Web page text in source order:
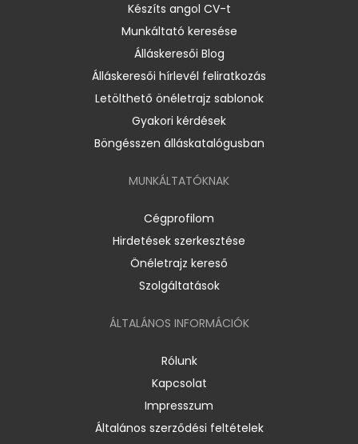
Készíts angol CV-t
Munkáltató keresése
Álláskeresői Blog
Álláskeresői hírlevél feliratkozás
Letölthető önéletrajz sablonok
Gyakori kérdések
Böngésszen álláskatalógusban
MUNKÁLTATÓKNAK
Cégprofilom
Hirdetések szerkesztése
Önéletrajz kereső
Szolgáltatások
ÁLTALÁNOS INFORMÁCIÓK
Rólunk
Kapcsolat
Impresszum
Általános szerződési feltételek